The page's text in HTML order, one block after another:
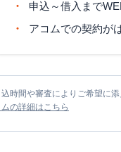
申込～借入まで
アコムでの契約が
込時間や審査によりご希望に添
の詳細はこちら